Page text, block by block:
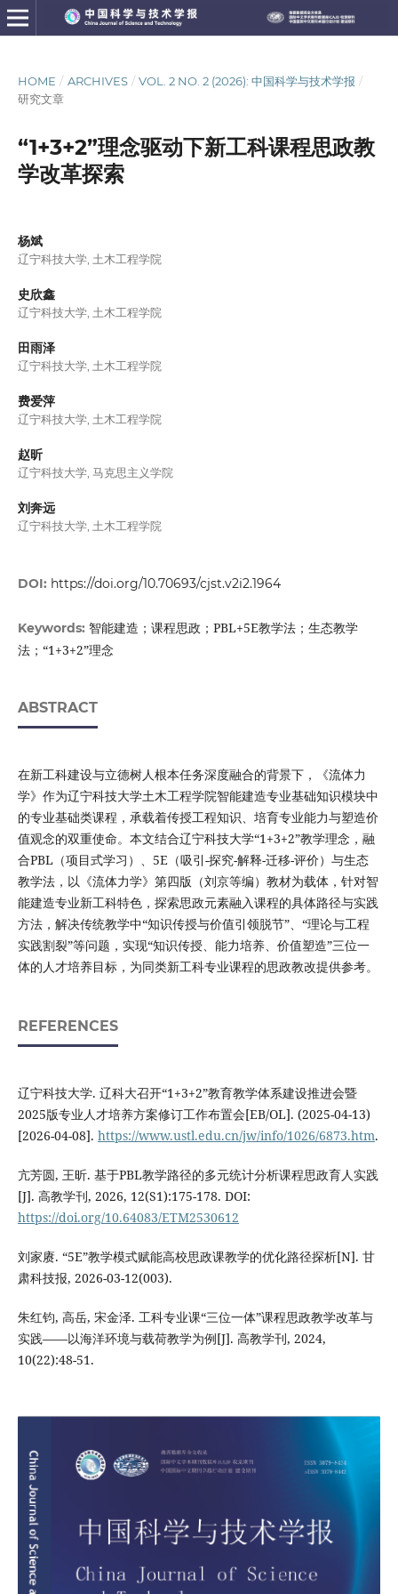
HOME / ARCHIVES / VOL. 2 NO. 2 (2026): 中国科学与技术学报 /
研究文章
“1+3+2”理念驱动下新工科课程思政教
学改革探索
杨斌
辽宁科技大学, 土木工程学院
史欣鑫
辽宁科技大学, 土木工程学院
田雨泽
辽宁科技大学, 土木工程学院
费爱萍
辽宁科技大学, 土木工程学院
赵昕
辽宁科技大学, 马克思主义学院
刘奔远
辽宁科技大学, 土木工程学院
DOI: https://doi.org/10.70693/cjst.v2i2.1964
Keywords: 智能建造；课程思政；PBL+5E教学法；生态教学
法；“1+3+2”理念
ABSTRACT
在新工科建设与立德树人根本任务深度融合的背景下，《流体力
学》作为辽宁科技大学土木工程学院智能建造专业基础知识模块中
的专业基础类课程，承载着传授工程知识、培育专业能力与塑造价
值观念的双重使命。本文结合辽宁科技大学“1+3+2”教学理念，融
合PBL（项目式学习）、5E（吸引-探究-解释-迁移-评价）与生态
教学法，以《流体力学》第四版（刘京等编）教材为载体，针对智
能建造专业新工科特色，探索思政元素融入课程的具体路径与实践
方法，解决传统教学中“知识传授与价值引领脱节”、“理论与工程
实践割裂”等问题，实现“知识传授、能力培养、价值塑造”三位一
体的人才培养目标，为同类新工科专业课程的思政教改提供参考。
REFERENCES
辽宁科技大学. 辽科大召开“1+3+2”教育教学体系建设推进会暨
2025版专业人才培养方案修订工作布置会[EB/OL]. (2025-04-13)
[2026-04-08]. https://www.ustl.edu.cn/jw/info/1026/6873.htm.
亢芳圆, 王昕. 基于PBL教学路径的多元统计分析课程思政育人实践
[J]. 高教学刊, 2026, 12(S1):175-178. DOI:
https://doi.org/10.64083/ETM2530612
刘家赓. “5E”教学模式赋能高校思政课教学的优化路径探析[N]. 甘
肃科技报, 2026-03-12(003).
朱红钧, 高岳, 宋金泽. 工科专业课“三位一体”课程思政教学改革与
实践——以海洋环境与载荷教学为例[J]. 高教学刊, 2024,
10(22):48-51.